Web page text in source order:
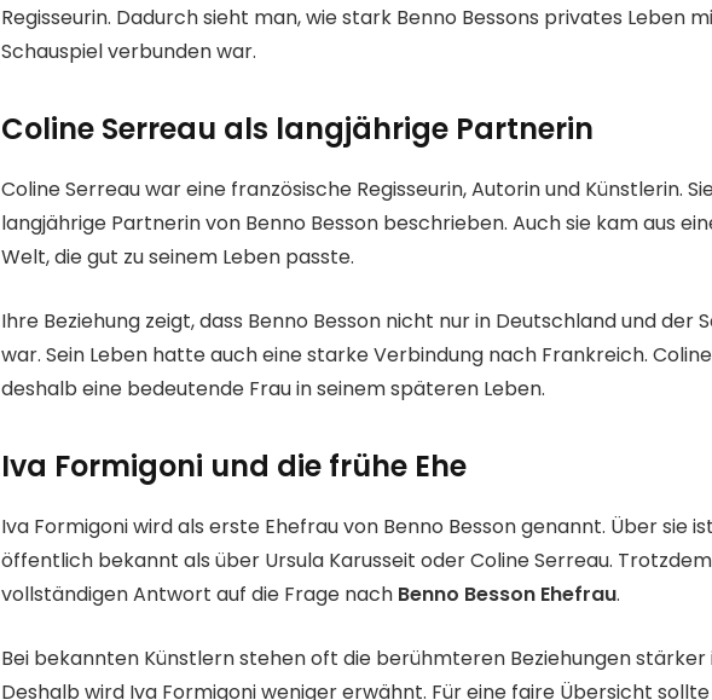
Regisseurin. Dadurch sieht man, wie stark Benno Bessons privates Leben
Schauspiel verbunden war.
Coline Serreau als langjährige Partnerin
Coline Serreau war eine französische Regisseurin, Autorin und Künstlerin.
langjährige Partnerin von Benno Besson beschrieben. Auch sie kam aus
Welt, die gut zu seinem Leben passte.
Ihre Beziehung zeigt, dass Benno Besson nicht nur in Deutschland und der
war. Sein Leben hatte auch eine starke Verbindung nach Frankreich.
deshalb eine bedeutende Frau in seinem späteren Leben.
Iva Formigoni und die frühe Ehe
Iva Formigoni wird als erste Ehefrau von Benno Besson genannt. Über sie
öffentlich bekannt als über Ursula Karusseit oder Coline Serreau.
vollständigen Antwort auf die Frage nach Benno Besson Ehefrau.
Bei bekannten Künstlern stehen oft die berühmteren Beziehungen
Deshalb wird Iva Formigoni weniger erwähnt. Für eine faire Übersicht